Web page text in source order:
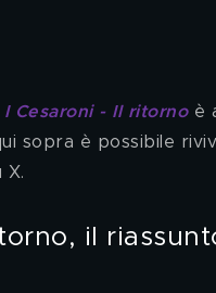
I Cesaroni - Il ritorno è
sopra è possibile
X.
il